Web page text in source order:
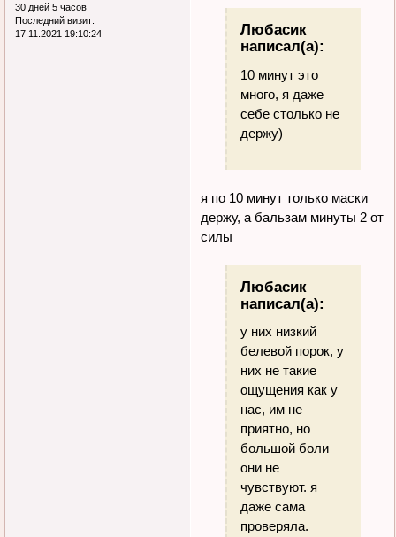
30 дней 5 часов
Последний визит:
17.11.2021 19:10:24
Любасик
написал(а):
10 минут это
много, я даже
себе столько не
держу)
я по 10 минут только маски
держу, а бальзам минуты 2 от
силы
Любасик
написал(а):
у них низкий
белевой порок, у
них не такие
ощущения как у
нас, им не
приятно, но
большой боли
они не
чувствуют. я
даже сама
проверяла.